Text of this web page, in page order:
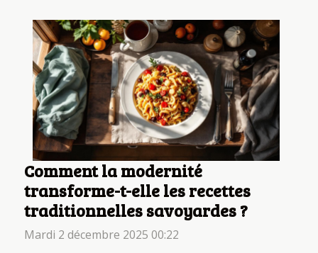
Comment la modernité
transforme-t-elle les recettes
traditionnelles savoyardes ?
Mardi 2 décembre 2025 00:22